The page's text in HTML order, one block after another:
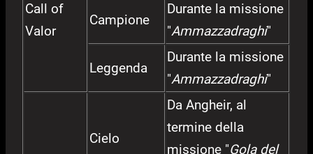
Call of
Valor
Campione
Durante la missione
"Ammazzadraghi"
Leggenda
Durante la missione
"Ammazzadraghi"
Cielo
Da Angheir, al
termine della
missione "Gola del